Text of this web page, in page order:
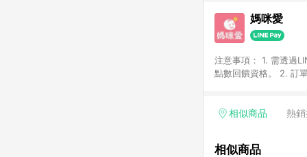
媽咪愛
注意事項： 1. 需透過LINE購物前往，並在同一瀏覽器於 24 小時內結帳（若自動跳轉 App ，請在 App 交易），才具
點數回饋資格。 2. 訂單會因為出貨方式、商品狀態（現貨、預購）導致商品進行拆單。 3. 取消訂單或退貨行為，不
LINE購物導購回饋無法與
/ 外文&英文童書 / 套
相似商品 熱
相似商品